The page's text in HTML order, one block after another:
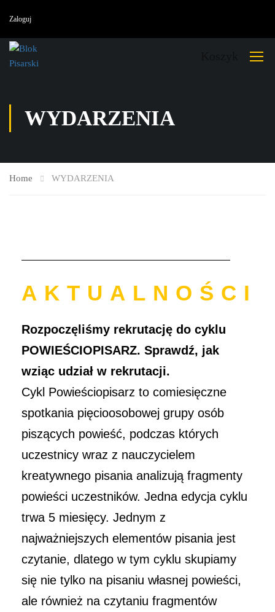
Zaloguj
WYDARZENIA
Home WYDARZENIA
AKTUALNOŚCI
Rozpoczęliśmy rekrutację do cyklu
POWIEŚCIOPISARZ. Sprawdź, jak
wziąc udział w rekrutacji.
Cykl Powieściopisarz to comiesięczne
spotkania pięcioosobowej grupy osób
piszących powieść, podczas których
uczestnicy wraz z nauczycielem
kreatywnego pisania analizują fragmenty
powieści uczestników. Jedna edycja cyklu
trwa 5 miesięcy. Jednym z
najważniejszych elementów pisania jest
czytanie, dlatego w tym cyklu skupiamy
się nie tylko na pisaniu własnej powieści,
ale również na czytaniu fragmentów